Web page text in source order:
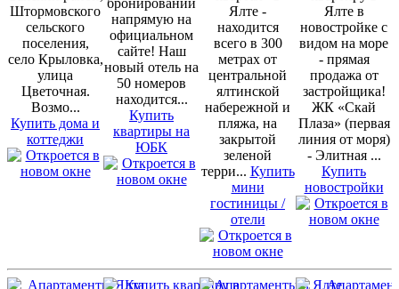
Штормовского
сельского
поселения,
село Крыловка,
улица
Цветочная.
Возмо...
Купить дома и
коттеджи
напрямую на
официальном
сайте! Наш
новый отель на
50 номеров
находится...
Купить
квартиры на
ЮБК
Ялте -
находится
всего в 300
метрах от
центральной
ялтинской
набережной и
пляжа, на
закрытой
зеленой
терри... Купить
мини
гостиницы /
отели
Ялте в
новостройке с
видом на море
- прямая
продажа от
застройщика!
ЖК «Скай
Плаза» (первая
линия от моря)
- Элитная ...
Купить
новостройки